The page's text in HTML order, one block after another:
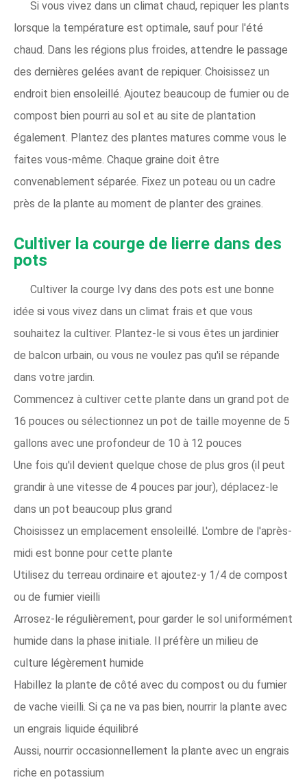
Si vous vivez dans un climat chaud, repiquer les plants
lorsque la température est optimale, sauf pour l'été
chaud. Dans les régions plus froides, attendre le passage
des dernières gelées avant de repiquer. Choisissez un
endroit bien ensoleillé. Ajoutez beaucoup de fumier ou de
compost bien pourri au sol et au site de plantation
également. Plantez des plantes matures comme vous le
faites vous-même. Chaque graine doit être
convenablement séparée. Fixez un poteau ou un cadre
près de la plante au moment de planter des graines.
Cultiver la courge de lierre dans des
pots
Cultiver la courge Ivy dans des pots est une bonne
idée si vous vivez dans un climat frais et que vous
souhaitez la cultiver. Plantez-le si vous êtes un jardinier
de balcon urbain, ou vous ne voulez pas qu'il se répande
dans votre jardin.
Commencez à cultiver cette plante dans un grand pot de
16 pouces ou sélectionnez un pot de taille moyenne de 5
gallons avec une profondeur de 10 à 12 pouces
Une fois qu'il devient quelque chose de plus gros (il peut
grandir à une vitesse de 4 pouces par jour), déplacez-le
dans un pot beaucoup plus grand
Choisissez un emplacement ensoleillé. L'ombre de l'après-
midi est bonne pour cette plante
Utilisez du terreau ordinaire et ajoutez-y 1/4 de compost
ou de fumier vieilli
Arrosez-le régulièrement, pour garder le sol uniformément
humide dans la phase initiale. Il préfère un milieu de
culture légèrement humide
Habillez la plante de côté avec du compost ou du fumier
de vache vieilli. Si ça ne va pas bien, nourrir la plante avec
un engrais liquide équilibré
Aussi, nourrir occasionnellement la plante avec un engrais
riche en potassium